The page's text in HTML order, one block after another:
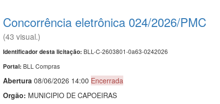
Concorrência eletrônica 024/2026/PMC
(43 visual.)
Identificador desta licitação: BLL-C-2603801-0a63-0242026
Portal: BLL Compras
Abertura 08/06/2026 14:00 Encerrada
Orgão: MUNICIPIO DE CAPOEIRAS